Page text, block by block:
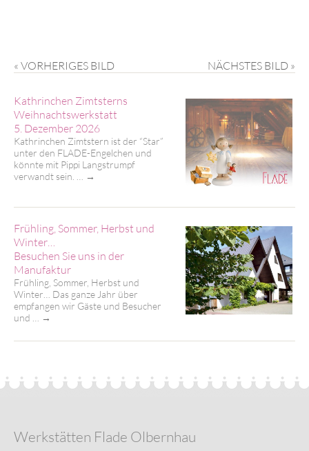
« VORHERIGES BILD NÄCHSTES BILD »
Kathrinchen Zimtsterns
Weihnachtswerkstatt
5. Dezember 2026
Kathrinchen Zimtstern ist der “Star”
unter den FLADE-Engelchen und
könnte mit Pippi Langstrumpf
verwandt sein. …
→
Frühling, Sommer, Herbst und
Winter…
Besuchen Sie uns in der
Manufaktur
Frühling, Sommer, Herbst und
Winter… Das ganze Jahr über
empfangen wir Gäste und Besucher
und …
→
Werkstätten Flade Olbernhau